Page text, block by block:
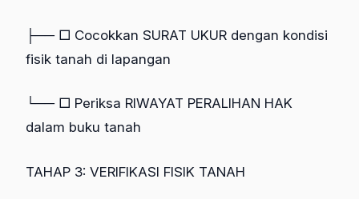
├── □ Cocokkan SURAT UKUR dengan kondisi
fisik tanah di lapangan
└── □ Periksa RIWAYAT PERALIHAN HAK
dalam buku tanah
TAHAP 3: VERIFIKASI FISIK TANAH